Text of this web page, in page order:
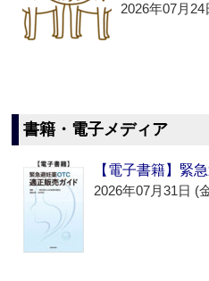
2026年07月24
書籍・電子メディア
【電子書籍】緊
2026年07月31日 (